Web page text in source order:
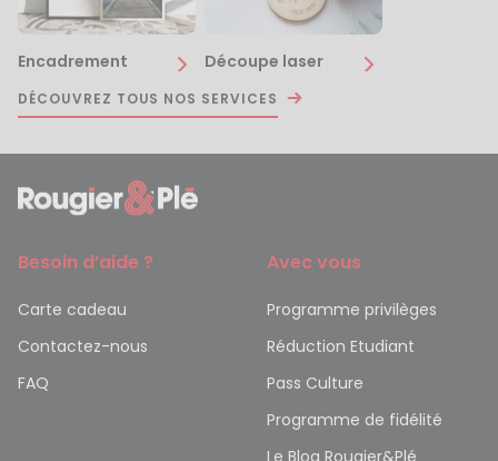
Encadrement Découpe laser
DÉCOUVREZ TOUS NOS SERVICES
Besoin d’aide ?
Carte cadeau
Contactez-nous
FAQ
Avec vous
Programme privilèges
Réduction Etudiant
Pass Culture
Programme de fidélité